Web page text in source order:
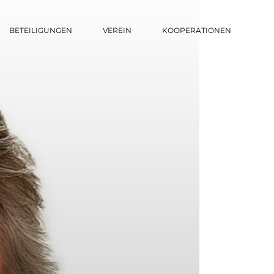
BETEILIGUNGEN VEREIN KOOPERATIONEN